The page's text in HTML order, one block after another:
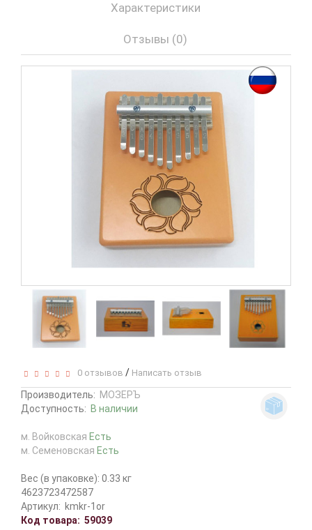
Характеристики
Отзывы (0)
0 отзывов / Написать отзыв
Производитель: МОЗЕРЪ
Доступность: В наличии
м. Войковская Есть
м. Семеновская Есть
Вес (в упаковке): 0.33 кг
4623723472587
Артикул: kmkr-1or
Код товара: 59039